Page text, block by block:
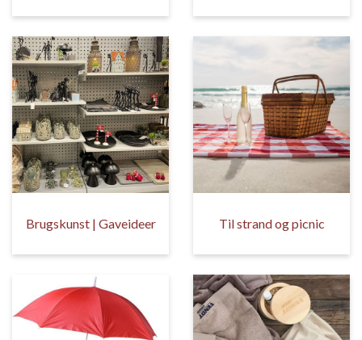
Brugskunst | Gaveideer Til strand og picnic